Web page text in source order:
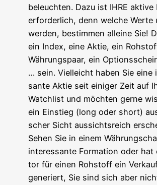
beleuch­ten. Dazu ist IHRE
erfor­der­lich, denn wel­che Wer­te
wer­den, bestim­men allei­ne Sie!
ein Index, eine Aktie, ein
Wäh­rungs­paar, ein
… sein. Viel­leicht haben Sie
san­te Aktie seit eini­ger Zeit auf
Watch­list und möch­ten ger­ne
ein Ein­stieg (long oder short)
scher Sicht aus­sichts­reich
Sehen Sie in einem
inter­es­san­te For­ma­ti­on oder
tor für einen Roh­stoff ein
gene­riert, Sie sind sich aber